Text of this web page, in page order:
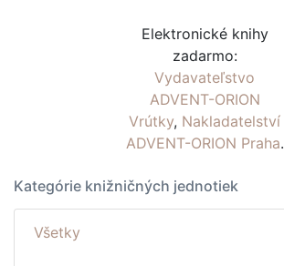
Elektronické knihy
zadarmo:
Vydavateľstvo
ADVENT-ORION
Vrútky, Nakladatelství
ADVENT-ORION Praha.
Kategórie knižničných jednotiek
Všetky